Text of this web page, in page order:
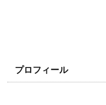
プロフィール